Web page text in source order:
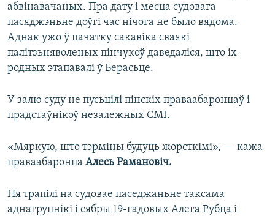
абвінавачаных. Пра дату і месца судовага
пасяджэньне доўгі час нічога не было вядома.
Аднак ужо ў пачатку сакавіка сваякі
палітзьняволеных пінчукоў даведаліся, што іх
родных этапавалі ў Берасьце.
У залю суду не пусьцілі пінскіх праваабаронцаў і
прадстаўнікоў незалежных СМІ.
«Мяркую, што тэрміны будуць жорсткімі», — кажа
праваабаронца Алесь Рамановіч.
Ня трапілі на судовае паседжаньне таксама
аднагрупнікі і сябры 19-гадовых Алега Рубца і